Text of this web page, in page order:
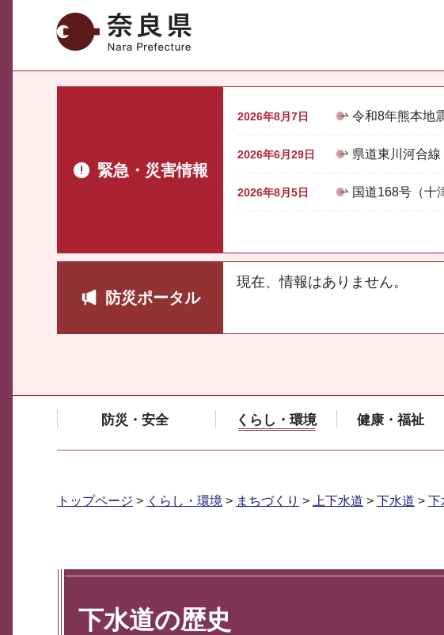
奈良県
緊急・災害情報
2026年8月7日 令和8年熊本地
2026年6月29日 県道東川河合
2026年8月5日 国道168号（十
防災ポータル
現在、情報はありません。
防災・安全 くらし・環境 健康・福祉
トップページ > くらし・環境 > まちづくり > 上下水道 > 下水道 > 下
下水道の歴史